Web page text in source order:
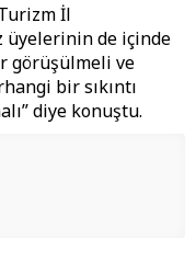
İl
üyelerinin de içinde
görüşülmeli ve
bir sıkıntı
diye konuştu.